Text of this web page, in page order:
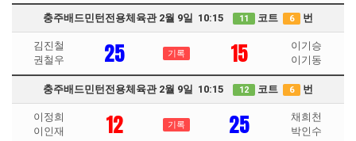
충주배드민턴전용체육관 2월 9일 10:15 11 코트 6 번
김진철
권철우
25 기록 15
이기승
이기동
충주배드민턴전용체육관 2월 9일 10:15 12 코트 6 번
이정희
이인재
12 기록 25
채희천
박인수